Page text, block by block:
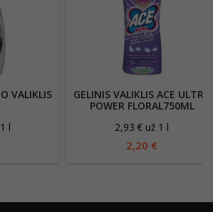
VALIKLIS
l
GELINIS VALIKLIS ACE ULTRA
POWER FLORAL750ML
2,93 € už 1 l
2,20 €